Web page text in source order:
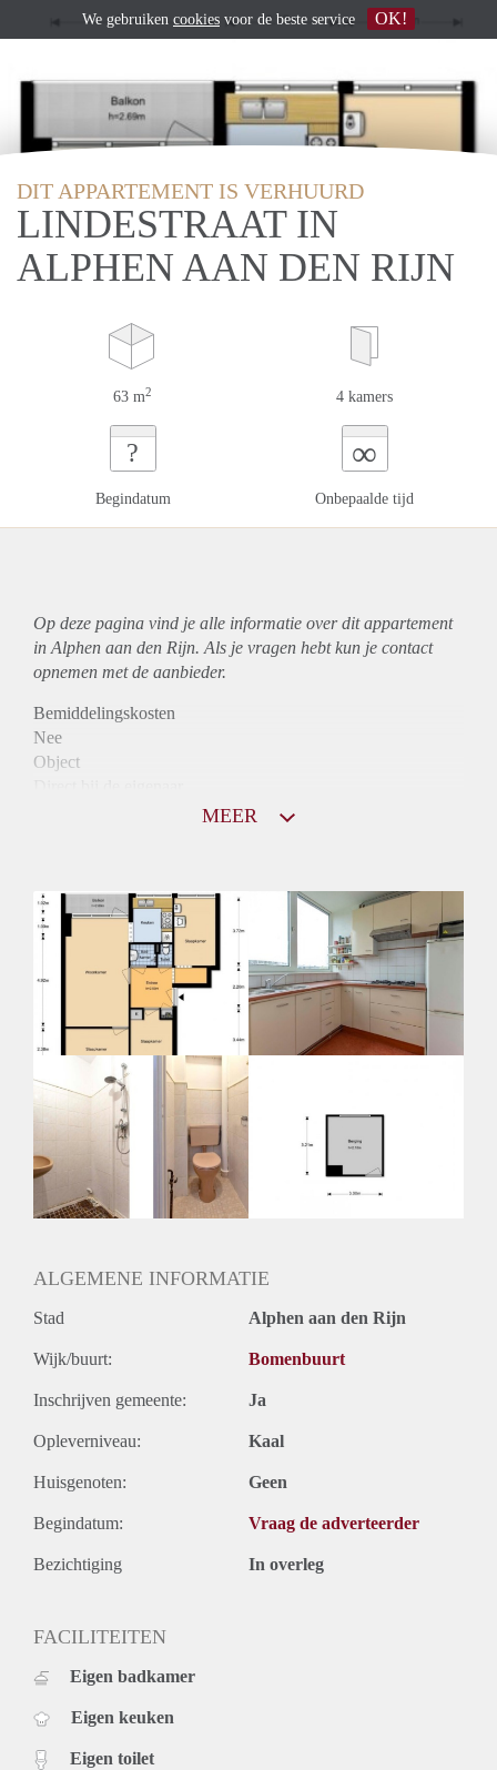
DIT APPARTEMENT IS VERHUURD
LINDESTRAAT IN
ALPHEN AAN DEN RIJN
63 m2 4 kamers
?
Begindatum
∞
Onbepaalde tijd
Op deze pagina vind je alle informatie over ditappartement
in Alphen aan den Rijn. Als je vragen hebt kun je contact
opnemen met de aanbieder.
Bemiddelingskosten
Nee
Object
Huurtoeslag
Niet mogelijk
2,9 X Maandhuur Bruto
Onbepaalde termijn
Oplevering
Kaal
MEER
ALGEMENE INFORMATIE
Stad Alphen aan den Rijn
Wijk/buurt: Bomenbuurt
Inschrijven gemeente: Ja
Opleverniveau: Kaal
Huisgenoten: Geen
Begindatum: Vraag de adverteerder
Bezichtiging In overleg
FACILITEITEN
Eigen badkamer
Eigen keuken
Eigen toilet
We gebruiken cookies voor de beste service OK!